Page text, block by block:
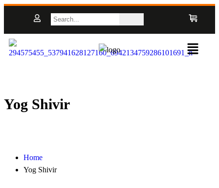
Yog Shivir
Home
Yog Shivir